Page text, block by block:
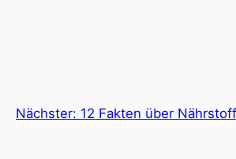
Nächster: 12 Fakten über